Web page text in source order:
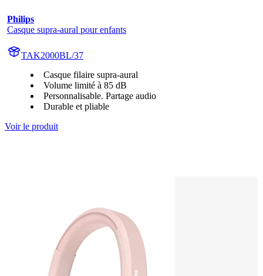
Philips
Casque supra-aural pour enfants
TAK2000BL/37
Casque filaire supra-aural
Volume limité à 85 dB
Personnalisable. Partage audio
Durable et pliable
Voir le produit